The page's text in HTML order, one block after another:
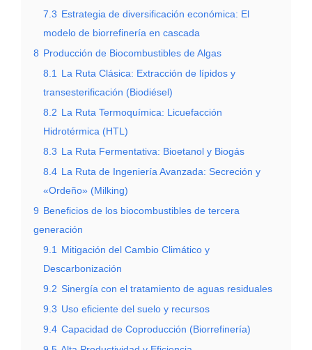
7.3 Estrategia de diversificación económica: El
modelo de biorrefinería en cascada
8 Producción de Biocombustibles de Algas
8.1
La Ruta Clásica: Extracción de lípidos y
transesterificación (Biodiésel)
8.2 La Ruta Termoquímica: Licuefacción
Hidrotérmica (HTL)
8.3 La Ruta Fermentativa: Bioetanol y Biogás
8.4 La Ruta de Ingeniería Avanzada: Secreción y
«Ordeño» (Milking)
9 Beneficios de los biocombustibles de tercera
generación
9.1
Mitigación del Cambio Climático y
Descarbonización
9.2 Sinergía con el tratamiento de aguas residuales
9.3 Uso eficiente del suelo y recursos
9.4 Capacidad de Coproducción (Biorrefinería)